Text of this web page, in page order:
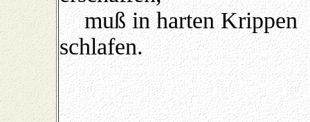
muß in harten Krippen
schlafen.